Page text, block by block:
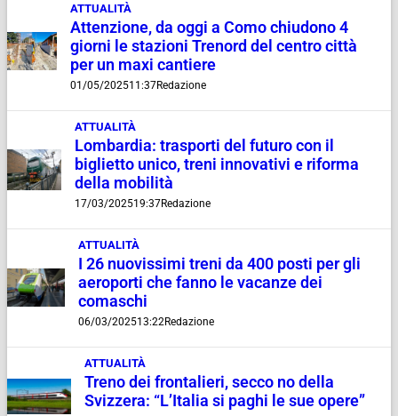
ATTUALITÀ
Attenzione, da oggi a Como chiudono 4
giorni le stazioni Trenord del centro città
per un maxi cantiere
01/05/202511:37Redazione
ATTUALITÀ
Lombardia: trasporti del futuro con il
biglietto unico, treni innovativi e riforma
della mobilità
17/03/202519:37Redazione
ATTUALITÀ
I 26 nuovissimi treni da 400 posti per gli
aeroporti che fanno le vacanze dei
comaschi
06/03/202513:22Redazione
ATTUALITÀ
Treno dei frontalieri, secco no della
Svizzera: “L’Italia si paghi le sue opere”